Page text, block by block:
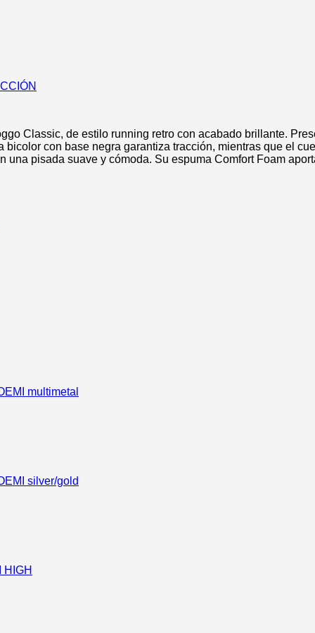
Classic, de estilo running retro con acabado brillante.
con base negra garantiza tracción, mientras que el
pisada suave y cómoda. Su espuma Comfort Foam